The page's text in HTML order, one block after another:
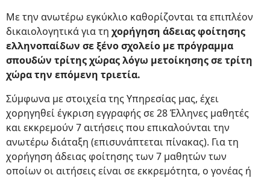
Με την ανωτέρω εγκύκλιο καθορίζονται τα επιπλέον
δικαιολογητικά για τη χορήγηση άδειας φοίτησης
ελληνοπαίδων σε ξένο σχολείο με πρόγραμμα
σπουδών τρίτης χώρας λόγω μετοίκησης σε τρίτη
χώρα την επόμενη τριετία.
Σύμφωνα με στοιχεία της Υπηρεσίας μας, έχει
χορηγηθεί έγκριση εγγραφής σε 28 Έλληνες μαθητές
και εκκρεμούν 7 αιτήσεις που επικαλούνται την
ανωτέρω διάταξη (επισυνάπτεται πίνακας). Για τη
χορήγηση άδειας φοίτησης των 7 μαθητών των
οποίων οι αιτήσεις είναι σε εκκρεμότητα, ο γονέας ή